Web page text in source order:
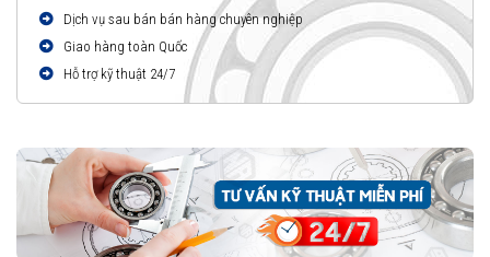
Dịch vụ sau bán bán hàng chuyên nghiệp
Giao hàng toàn Quốc
Hỗ trợ kỹ thuật 24/7